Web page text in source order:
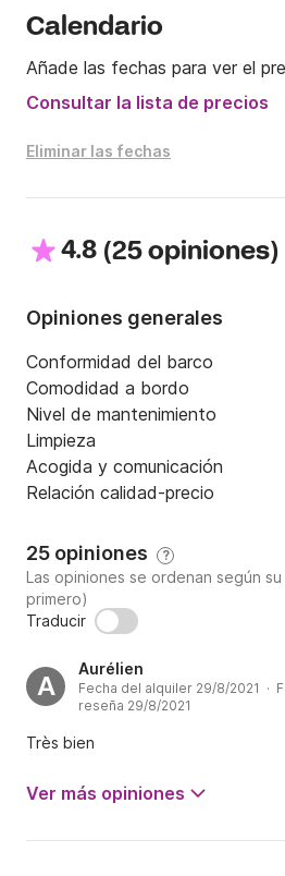
Hasta pronto.
Calendario
Añade las fechas para ver el
Consultar la lista de precios
Eliminar las fechas
4.8 (25 opiniones)
Opiniones generales
Conformidad del barco
Comodidad a bordo
Nivel de mantenimiento
Limpieza
Acogida y comunicación
Relación calidad-precio
25 opiniones ?
Las opiniones se ordenan según
primero)
Traducir
A
Aurélien
Fecha del alquiler 29/8/2021 ·
reseña 29/8/2021
Très bien
Ver más opiniones